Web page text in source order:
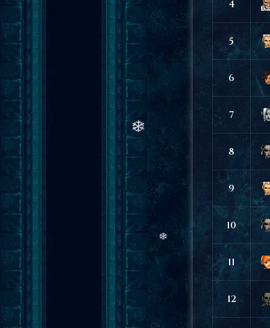
4
5
6
7
8
9
10
11
12